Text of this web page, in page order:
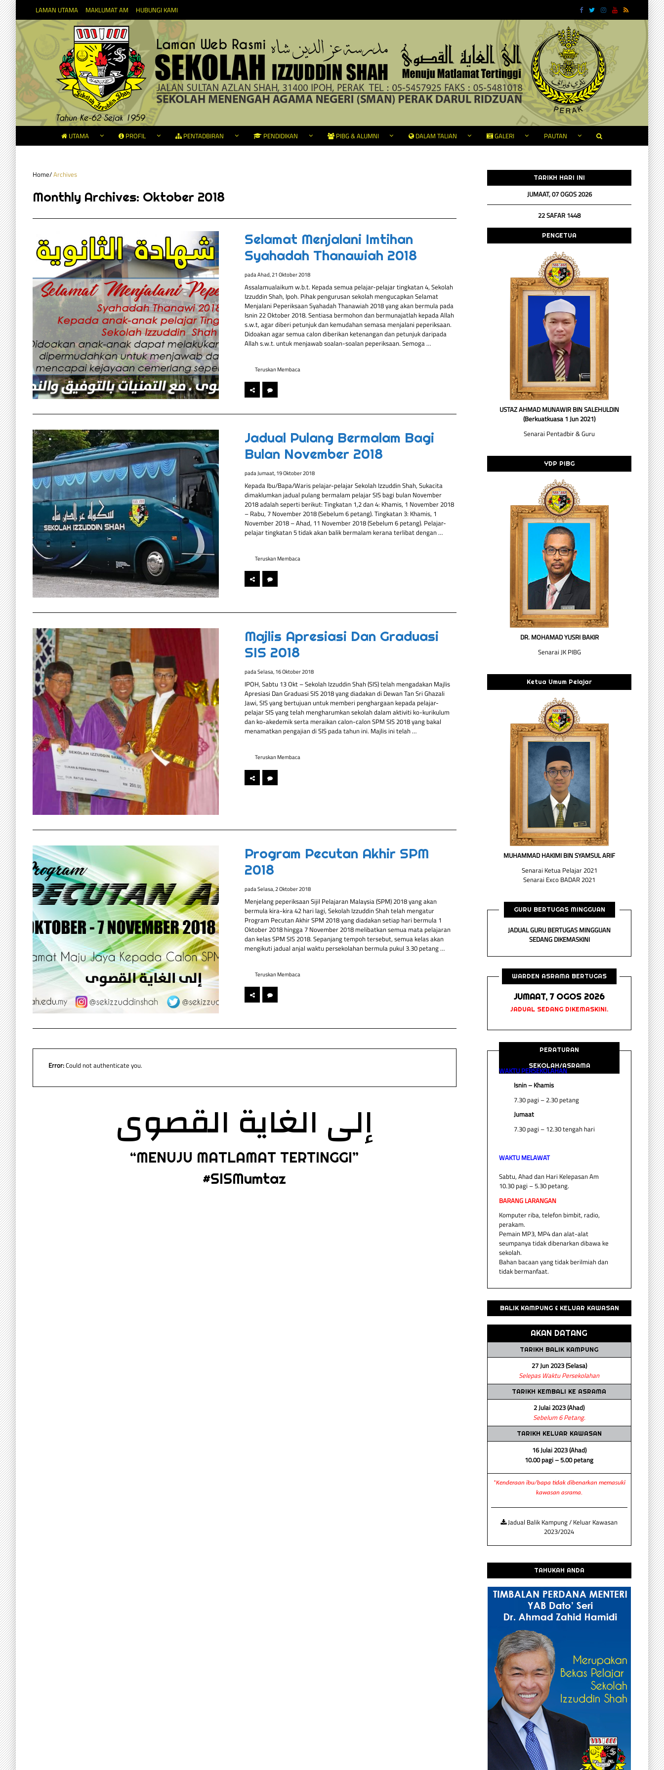
LAMAN UTAMA MAKLUMAT AM HUBUNGI KAMI
UTAMA PROFIL PENTADBIRAN PENDIDIKAN PIBG & ALUMNI DALAM TALIAN GALERI PAUTAN
Home/Archives
Monthly Archives: Oktober 2018
Selamat Menjalani Imtihan
Syahadah Thanawiah 2018
padaAhad, 21 Oktober 2018
Assalamualaikum w.b.t. Kepada semua pelajar-pelajar tingkatan 4, Sekolah
Izzuddin Shah, Ipoh. Pihak pengurusan sekolah mengucapkan Selamat
Menjalani Peperiksaan Syahadah Thanawiah 2018 yang akan bermula pada
Isnin 22 Oktober 2018. Sentiasa bermohon dan bermunajatlah kepada Allah
s.w.t, agar diberi petunjuk dan kemudahan semasa menjalani peperiksaan.
Didoakan agar semua calon diberikan ketenangan dan petunjuk daripada
Allah s.w.t. untuk menjawab soalan-soalan peperiksaan. Semoga …
Teruskan Membaca
Jadual Pulang Bermalam Bagi
Bulan November 2018
padaJumaat, 19 Oktober 2018
Kepada Ibu/Bapa/Waris pelajar-pelajar Sekolah Izzuddin Shah, Sukacita
dimaklumkan jadual pulang bermalam pelajar SIS bagi bulan November
2018 adalah seperti berikut: Tingkatan 1,2 dan 4: Khamis, 1 November 2018
– Rabu, 7 November 2018 (Sebelum 6 petang). Tingkatan 3: Khamis, 1
November 2018 – Ahad, 11 November 2018 (Sebelum 6 petang). Pelajar-
pelajar tingkatan 5 tidak akan balik bermalam kerana terlibat dengan …
Teruskan Membaca
Majlis Apresiasi Dan Graduasi
SIS 2018
padaSelasa, 16 Oktober 2018
IPOH, Sabtu 13 Okt – Sekolah Izzuddin Shah (SIS) telah mengadakan Majlis
Apresiasi Dan Graduasi SIS 2018 yang diadakan di Dewan Tan Sri Ghazali
Jawi, SIS yang bertujuan untuk memberi penghargaan kepada pelajar-
pelajar SIS yang telah mengharumkan sekolah dalam aktiviti ko-kurikulum
dan ko-akedemik serta meraikan calon-calon SPM SIS 2018 yang bakal
menamatkan pengajian di SIS pada tahun ini. Majlis ini telah …
Teruskan Membaca
Program Pecutan Akhir SPM
2018
padaSelasa, 2 Oktober 2018
Menjelang peperiksaan Sijil Pelajaran Malaysia (SPM) 2018 yang akan
bermula kira-kira 42 hari lagi, Sekolah Izzuddin Shah telah mengatur
Program Pecutan Akhir SPM 2018 yang diadakan setiap hari bermula 1
Oktober 2018 hingga 7 November 2018 melibatkan semua mata pelajaran
dan kelas SPM SIS 2018. Sepanjang tempoh tersebut, semua kelas akan
mengikuti jadual anjal waktu persekolahan bermula pukul 3.30 petang …
Teruskan Membaca
Error:Could not authenticate you.
إلى الغاية القصوى
“MENUJU MATLAMAT TERTINGGI”
#SISMumtaz
TARIKH HARI INI
JUMAAT, 07 OGOS 2026
22 SAFAR 1448
PENGETUA
USTAZ AHMAD MUNAWIR BIN SALEHULDIN
(Berkuatkuasa 1 Jun 2021)
Senarai Pentadbir & Guru
YDP PIBG
DR. MOHAMAD YUSRI BAKIR
Senarai JK PIBG
Ketua Umum Pelajar
MUHAMMAD HAKIMI BIN SYAMSUL ARIF
Senarai Ketua Pelajar 2021
Senarai Exco BADAR 2021
GURU BERTUGAS MINGGUAN
JADUAL GURU BERTUGAS MINGGUAN
SEDANG DIKEMASKINI
WARDEN ASRAMA BERTUGAS
JUMAAT, 7 OGOS 2026
JADUAL SEDANG DIKEMASKINI.
PERATURAN
SEKOLAH/ASRAMA
WAKTU PERSEKOLAHAN
Isnin – Khamis
7.30 pagi – 2.30 petang
Jumaat
7.30 pagi – 12.30 tengah hari
WAKTU MELAWAT
Sabtu, Ahad dan Hari Kelepasan Am
10.30 pagi – 5.30 petang.
BARANG LARANGAN
Komputer riba, telefon bimbit, radio,
perakam.
Pemain MP3, MP4 dan alat-alat
seumpanya tidak dibenarkan dibawa ke
sekolah.
Bahan bacaan yang tidak berilmiah dan
tidak bermanfaat.
BALIK KAMPUNG & KELUAR KAWASAN
AKAN DATANG
TARIKH BALIK KAMPUNG
27 Jun 2023 (Selasa)
Selepas Waktu Persekolahan
TARIKH KEMBALI KE ASRAMA
2 Julai 2023 (Ahad)
Sebelum 6 Petang.
TARIKH KELUAR KAWASAN
16 Julai 2023 (Ahad)
10.00 pagi – 5.00 petang
*Kenderaan ibu/bapa tidak dibenarkan memasuki
kawasan asrama.
Jadual Balik Kampung / Keluar Kawasan
2023/2024
TAHUKAH ANDA